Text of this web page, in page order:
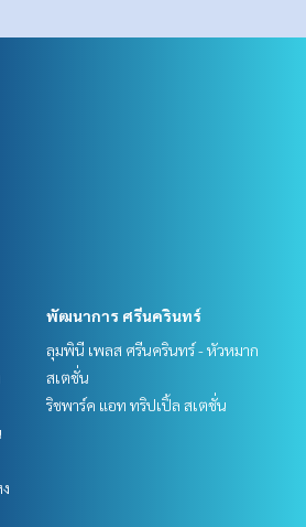
พัฒนาการ ศรีนครินทร์
ลุมพินี เพลส ศรีนครินทร์ - หัวหมาก
สเตชั่น
ริชพาร์ค แอท ทริปเปิ้ล สเตชั่น